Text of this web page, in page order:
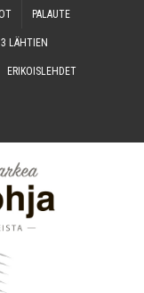
PALAU­TE
LÄHTIEN
ERI­KOIS­LEH­DET